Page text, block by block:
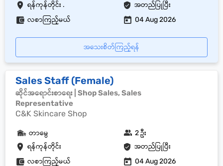
ရန်ကုန်တိုင်း . အတည်ပြုပြီး
လစာကြည့်မယ် 04 Aug 2026
အသေးစိတ်ကြည့်ရန်
Sales Staff (Female)
ဆိုင်အရောင်းစာရေး | Shop Sales, Sales
Representative
C&K Skincare Shop
ရန်ကုန်တိုင်း အတည်ပြုပြီး
တာမွေ 2 ဦး
လစာကြည့်မယ် 04 Aug 2026